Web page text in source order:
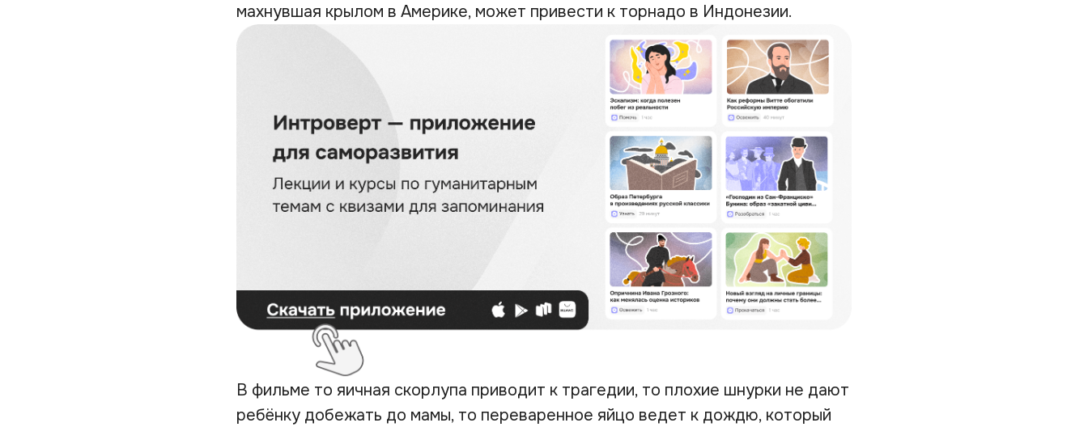
махнувшая крылом в Америке, может привести к торнадо в Индонезии.
В фильме то яичная скорлупа приводит к трагедии, то плохие шнурки не дают
ребёнку добежать до мамы, то переваренное яйцо ведет к дождю, который